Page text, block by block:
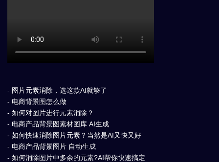
- 图片元素消除，选这款AI就够了
- 电商背景图怎么做
- 如何对图片进行元素消除？
- 电商产品背景图素材图库 AI生成
- 如何快速消除图片元素？当然是AI又快又好
- 电商产品背景图片 自动生成
- 如何消除图片中多余的元素?AI帮你快速搞定